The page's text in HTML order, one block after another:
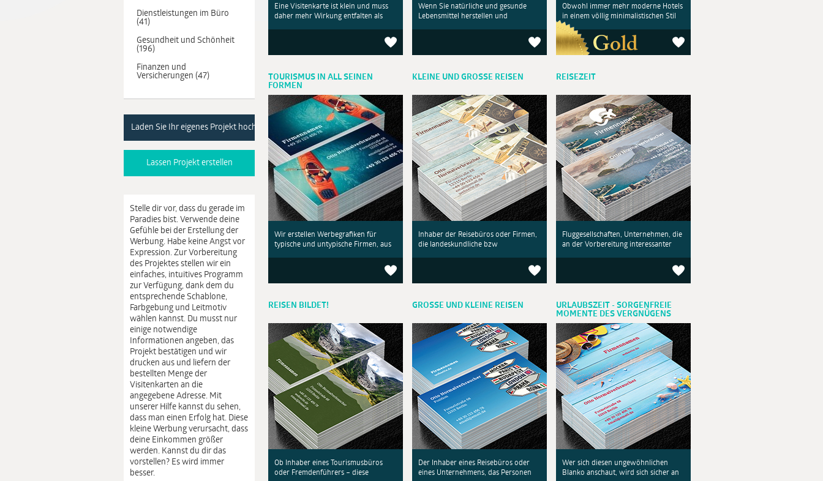
Dienstleistungen im Büro
(41)
Gesundheit und Schönheit
(196)
Finanzen und
Versicherungen (47)
Laden Sie Ihr eigenes Projekt hoch
Lassen Projekt erstellen
Stelle dir vor, dass du gerade im
Paradies bist. Verwende deine
Gefühle bei der Erstellung der
Werbung. Habe keine Angst vor
Expression. Zur Vorbereitung
des Projektes stellen wir ein
einfaches, intuitives Programm
zur Verfügung, dank dem du
entsprechende Schablone,
Farbgebung und Leitmotiv
wählen kannst. Du musst nur
einige notwendige
Informationen angeben, das
Projekt bestätigen und wir
drucken aus und liefern der
bestellten Menge der
Visitenkarten an die
angegebene Adresse. Mit
unserer Hilfe kannst du sehen,
dass man einen Erfolg hat. Diese
kleine Werbung verursacht, dass
deine Einkommen größer
werden. Kannst du dir das
vorstellen? Es wird immer
besser.
Eine Visitenkarte ist klein und muss
daher mehr Wirkung entfalten als
Wenn Sie natürliche und gesunde
Lebensmittel herstellen und
Obwohl immer mehr moderne Hotels
in einem völlig minimalistischen Stil
TOURISMUS IN ALL SEINEN
FORMEN
Wir erstellen Werbegrafiken für
typische und untypische Firmen, aus
KLEINE UND GROSSE REISEN
Inhaber der Reisebüros oder Firmen,
die landeskundliche bzw
REISEZEIT
Fluggesellschaften, Unternehmen, die
an der Vorbereitung interessanter
REISEN BILDET!
Ob Inhaber eines Tourismusbüros
oder Fremdenführers – diese
GROSSE UND KLEINE REISEN
Der Inhaber eines Reisebüros oder
eines Unternehmens, das Personen
URLAUBSZEIT - SORGENFREIE
MOMENTE DES VERGNÜGENS
Wer sich diesen ungewöhnlichen
Blanko anschaut, wird sich sicher an